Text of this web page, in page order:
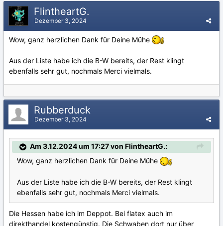
FlintheartG.
Dezember 3, 2024
Wow, ganz herzlichen Dank für Deine Mühe
Aus der Liste habe ich die B-W bereits, der Rest klingt
ebenfalls sehr gut, nochmals Merci vielmals.
Rubberduck
Dezember 3, 2024
Am 3.12.2024 um 17:27 von FlintheartG.:
Wow, ganz herzlichen Dank für Deine Mühe
Aus der Liste habe ich die B-W bereits, der Rest klingt
ebenfalls sehr gut, nochmals Merci vielmals.
Die Hessen habe ich im Deppot. Bei flatex auch im
direkthandel kostengünstig. Die Schwaben dort nur über